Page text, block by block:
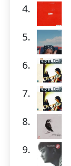
4.
5.
6.
7.
8.
9.